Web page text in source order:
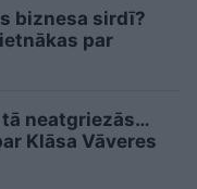
biznesa sirdī?
par
tā neatgriezās…
Klāsa Vāveres